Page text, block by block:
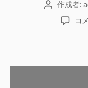
投 作成者:
EC
は
コ